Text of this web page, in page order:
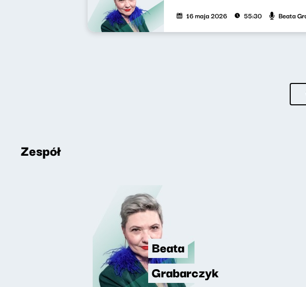
16 maja 2026 55:30 Beata
Zespół
Beata
Grabarczyk